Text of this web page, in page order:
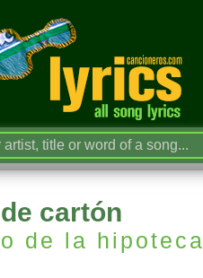
cartón
de la hipoteca